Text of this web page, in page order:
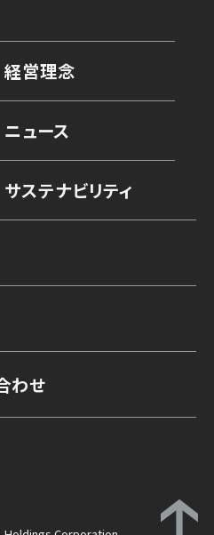
経営理念
ニュース
サステナビリティ
わせ